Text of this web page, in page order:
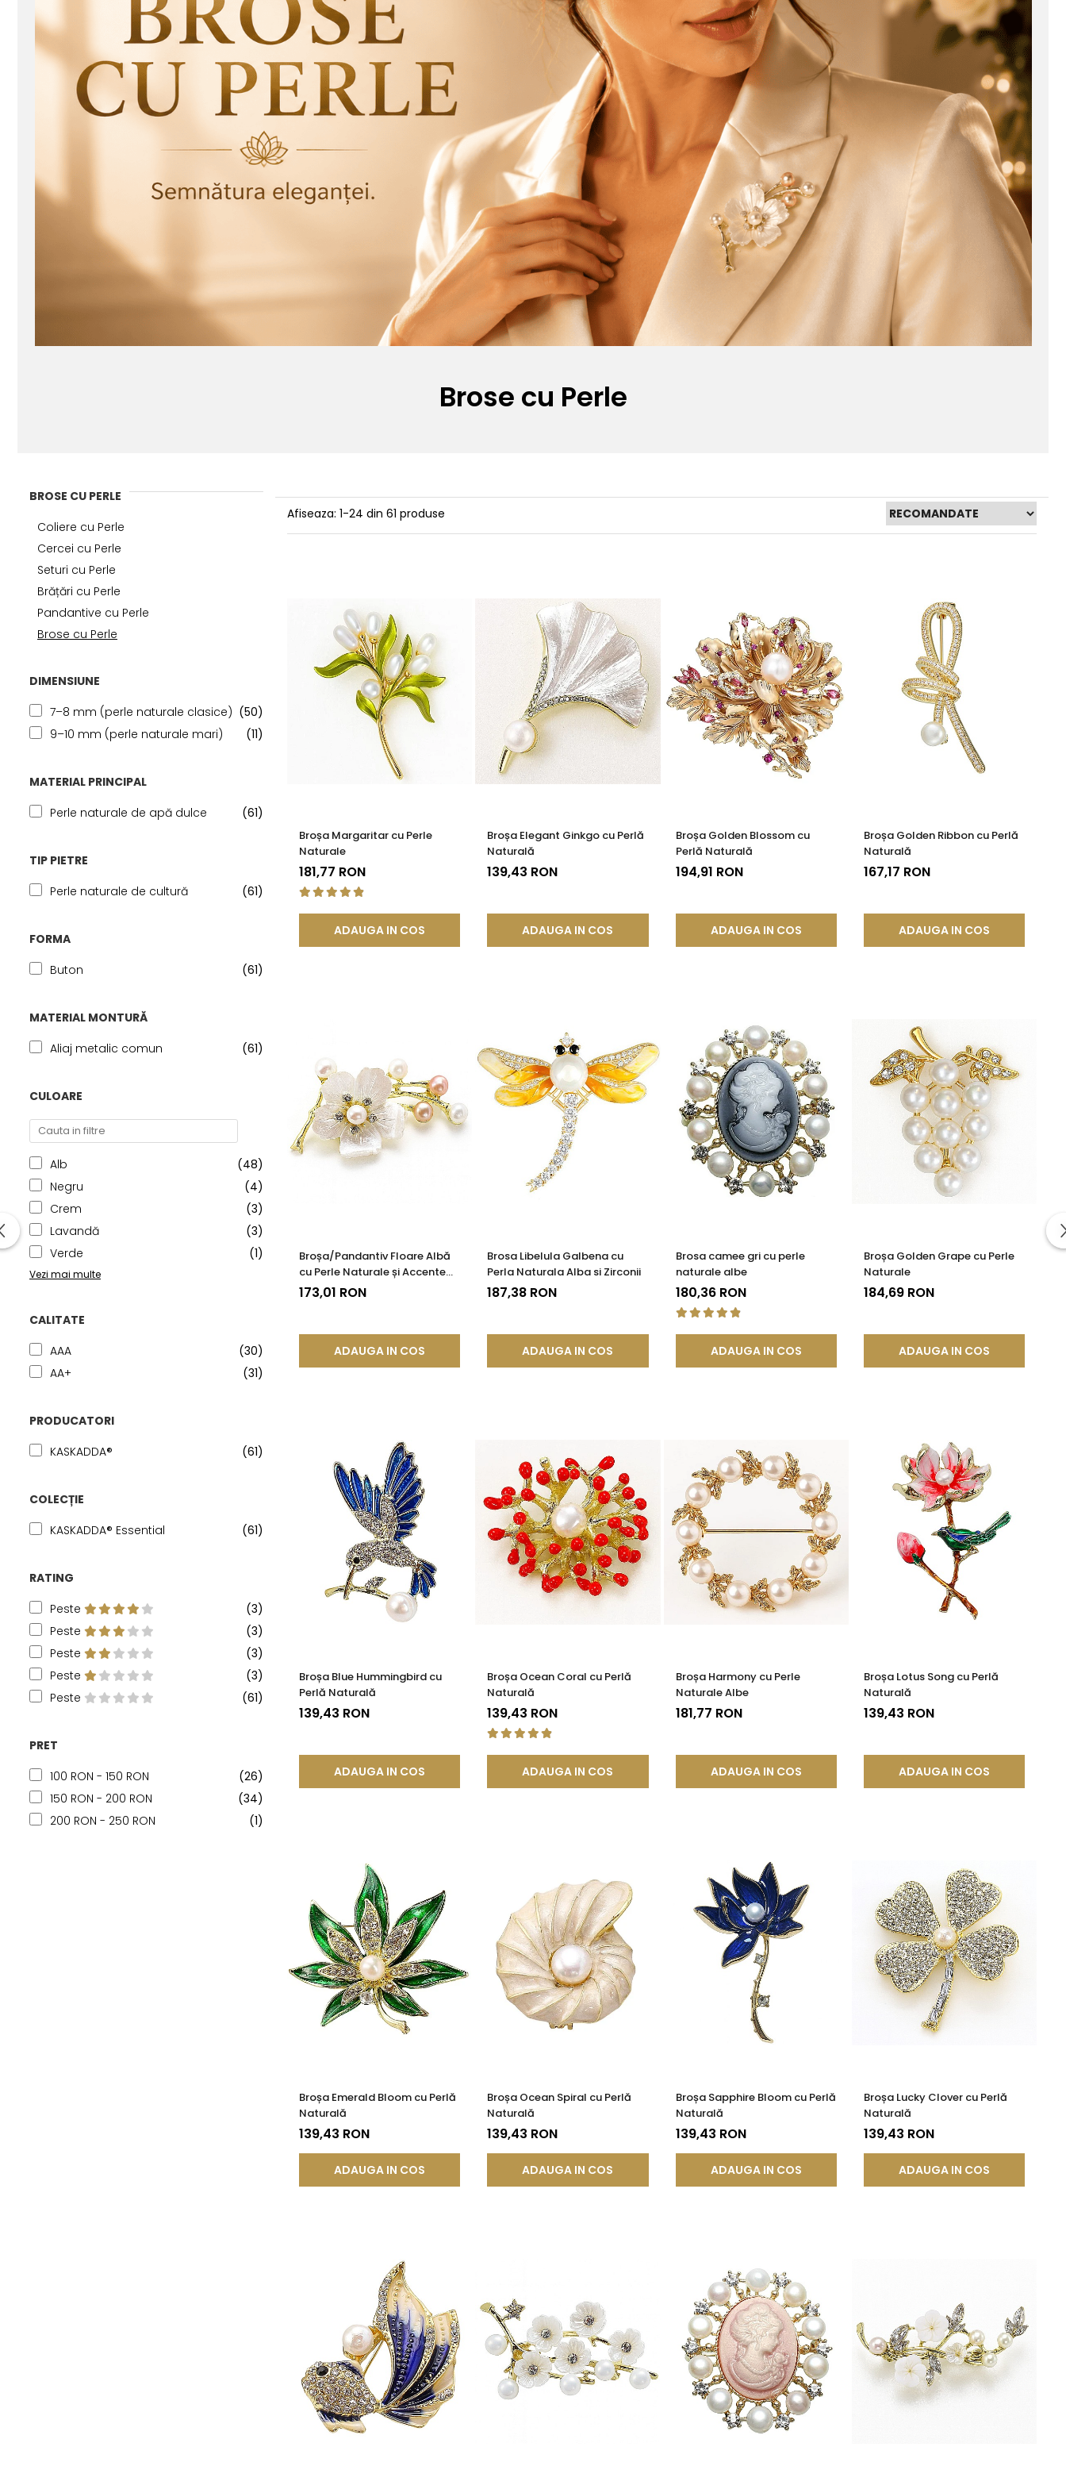
Seturi Perle cu Argint
Brățări cu Perle
Pandantive cu Perle
Brose cu Perle
Brose cu Perle
BROSE CU PERLE
Coliere cu Perle
Cercei cu Perle
Seturi cu Perle
Brățări cu Perle
Pandantive cu Perle
Brose cu Perle
DIMENSIUNE
7–8 mm (perle naturale clasice) (50)
9–10 mm (perle naturale mari)
(11)
MATERIAL PRINCIPAL
Perle naturale de apă dulce
(61)
TIP PIETRE
Perle naturale de cultură
(61)
FORMA
Buton
(61)
MATERIAL MONTURĂ
Aliaj metalic comun
(61)
CULOARE
Alb
(48)
Negru
(4)
Crem
(3)
Lavandă
(3)
Verde
(1)
Vezi mai multe
CALITATE
AAA
(30)
AA+
(31)
PRODUCATORI
KASKADDA®
(61)
COLECȚIE
KASKADDA® Essential
(61)
RATING
Peste
(3)
Peste
(3)
Peste
(3)
Peste
(3)
Peste
(61)
PRET
100 RON - 150 RON
(26)
150 RON - 200 RON
(34)
200 RON - 250 RON
(1)
Afiseaza: 1-24 din 61 produse
Broșa Margaritar cu Perle
Naturale
181,77 RON
ADAUGA IN COS
Broșa Elegant Ginkgo cu Perlă
Naturală
139,43 RON
ADAUGA IN COS
Broșa Golden Blossom cu
Perlă Naturală
194,91 RON
ADAUGA IN COS
Broșa Golden Ribbon cu Perlă
Naturală
167,17 RON
ADAUGA IN COS
Broșa/Pandantiv Floare Albă
cu Perle Naturale și Accente
Aurii
173,01 RON
ADAUGA IN COS
Brosa Libelula Galbena cu
Perla Naturala Alba si Zirconii
187,38 RON
ADAUGA IN COS
Brosa camee gri cu perle
naturale albe
180,36 RON
ADAUGA IN COS
Broșa Golden Grape cu Perle
Naturale
184,69 RON
ADAUGA IN COS
Broșa Blue Hummingbird cu
Perlă Naturală
139,43 RON
ADAUGA IN COS
Broșa Ocean Coral cu Perlă
Naturală
139,43 RON
ADAUGA IN COS
Broșa Harmony cu Perle
Naturale Albe
181,77 RON
ADAUGA IN COS
Broșa Lotus Song cu Perlă
Naturală
139,43 RON
ADAUGA IN COS
Broșa Emerald Bloom cu Perlă
Naturală
139,43 RON
ADAUGA IN COS
Broșa Ocean Spiral cu Perlă
Naturală
139,43 RON
ADAUGA IN COS
Broșa Sapphire Bloom cu Perlă
Naturală
139,43 RON
ADAUGA IN COS
Broșa Lucky Clover cu Perlă
Naturală
139,43 RON
ADAUGA IN COS